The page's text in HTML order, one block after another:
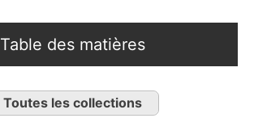
Table des matières
Toutes les collections